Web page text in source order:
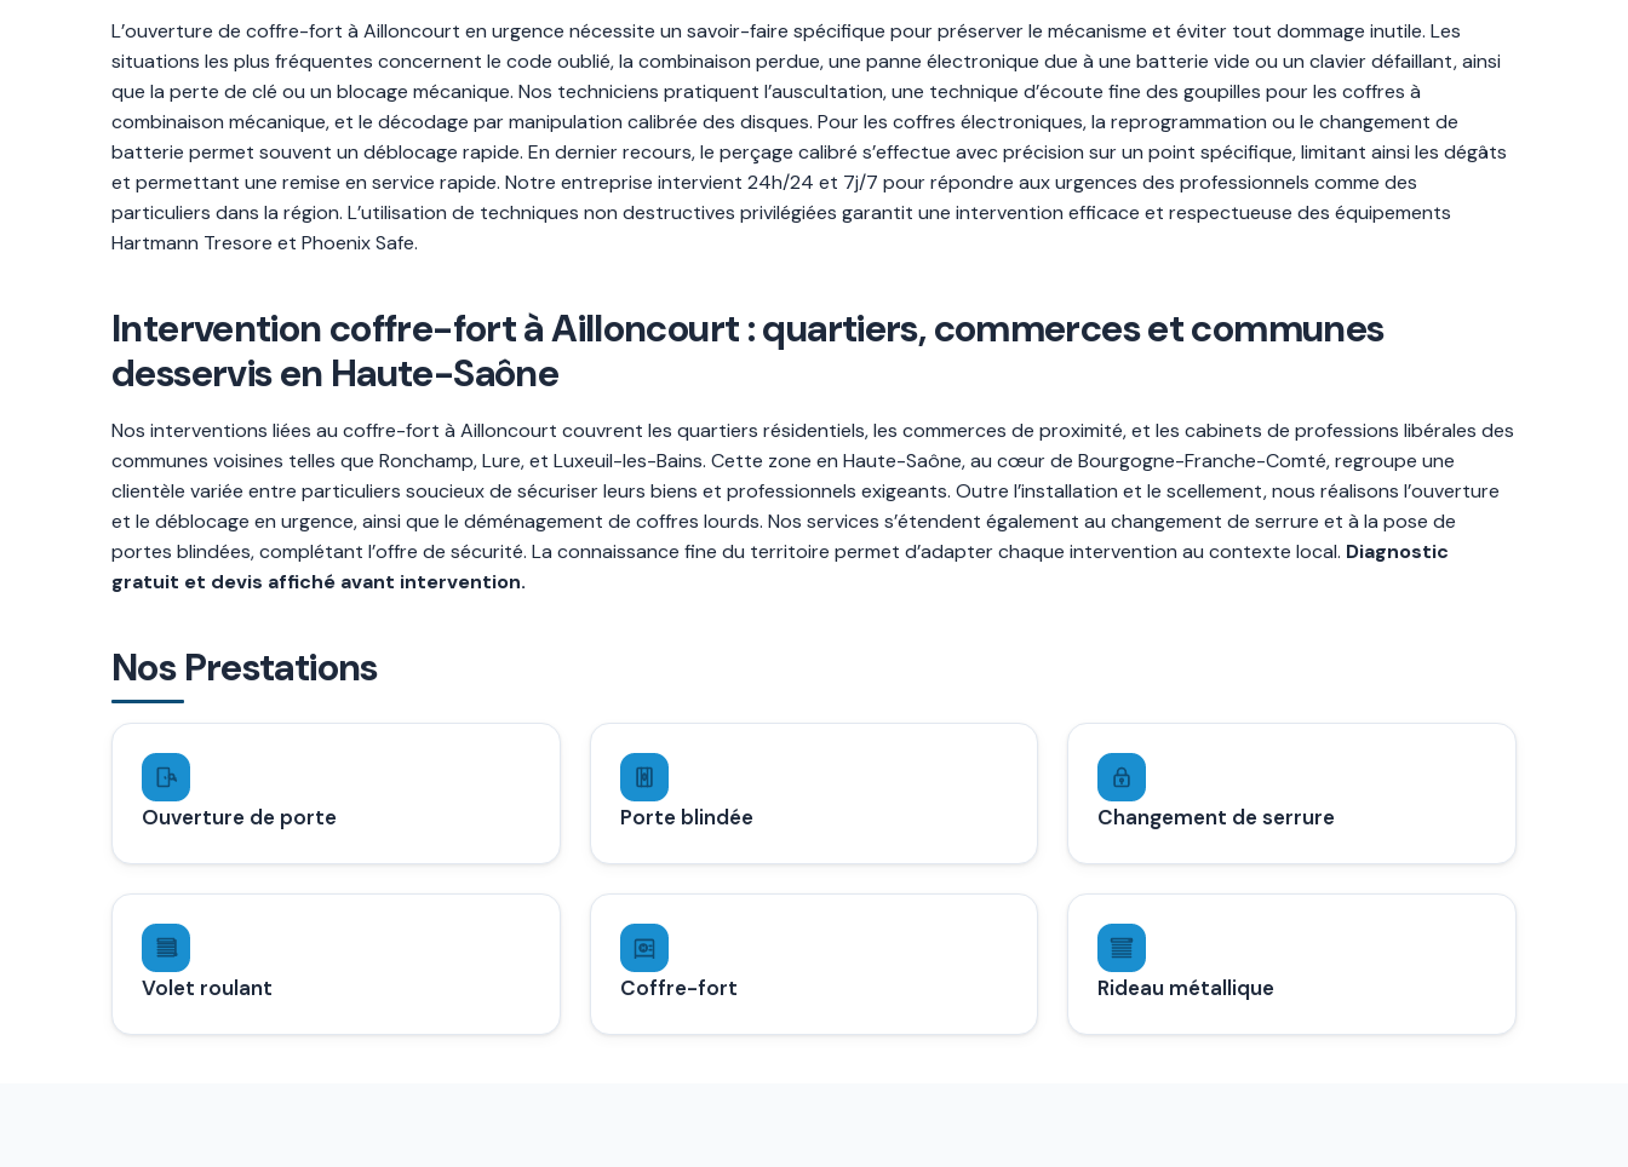
L’ouverture de coffre-fort à Ailloncourt en urgence nécessite un savoir-faire spécifique pour préserver le mécanisme et éviter tout dommage inutile. Les
situations les plus fréquentes concernent le code oublié, la combinaison perdue, une panne électronique due à une batterie vide ou un clavier défaillant, ainsi
que la perte de clé ou un blocage mécanique. Nos techniciens pratiquent l’auscultation, une technique d’écoute fine des goupilles pour les coffres à
combinaison mécanique, et le décodage par manipulation calibrée des disques. Pour les coffres électroniques, la reprogrammation ou le changement de
batterie permet souvent un déblocage rapide. En dernier recours, le perçage calibré s’effectue avec précision sur un point spécifique, limitant ainsi les dégâts
et permettant une remise en service rapide. Notre entreprise intervient 24h/24 et 7j/7 pour répondre aux urgences des professionnels comme des
particuliers dans la région. L’utilisation de techniques non destructives privilégiées garantit une intervention efficace et respectueuse des équipements
Hartmann Tresore et Phoenix Safe.
Intervention coffre-fort à Ailloncourt : quartiers, commerces et communes
desservis en Haute-Saône
Nos interventions liées au coffre-fort à Ailloncourt couvrent les quartiers résidentiels, les commerces de proximité, et les cabinets de professions libérales des
communes voisines telles que Ronchamp, Lure, et Luxeuil-les-Bains. Cette zone en Haute-Saône, au cœur de Bourgogne-Franche-Comté, regroupe une
clientèle variée entre particuliers soucieux de sécuriser leurs biens et professionnels exigeants. Outre l’installation et le scellement, nous réalisons l’ouverture
et le déblocage en urgence, ainsi que le déménagement de coffres lourds. Nos services s’étendent également au changement de serrure et à la pose de
portes blindées, complétant l’offre de sécurité. La connaissance fine du territoire permet d’adapter chaque intervention au contexte local. Diagnostic
gratuit et devis affiché avant intervention.
Nos Prestations
Ouverture de porte Porte blindée Changement de serrure
Volet roulant Coffre-fort Rideau métallique